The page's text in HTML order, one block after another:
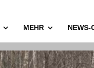
MEHR NEWS-